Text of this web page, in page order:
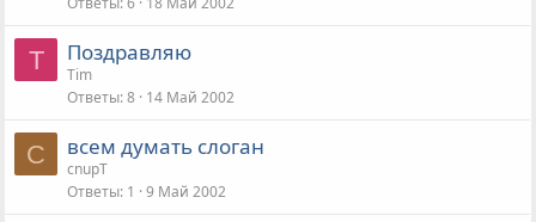
T Поздравляю
Tim
Ответы 8 14 Май 2002
C всем думать слоган
cnupT
Ответы 1 9 Май 2002